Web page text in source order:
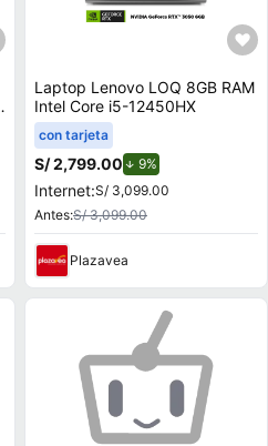
Laptop Lenovo LOQ 8GB RAM
Intel Core i5-12450HX
con tarjeta
S/ 2,799.00 9%
Internet:S/ 3,099.00
Antes:S/ 3,099.00
Plazavea